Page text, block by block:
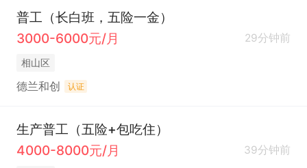
普工（长白班，五险一金）
3000-6000元/月
29分钟前
相山区
德兰和创 认证
生产普工（五险+包吃住）
4000-8000元/月
39分钟前